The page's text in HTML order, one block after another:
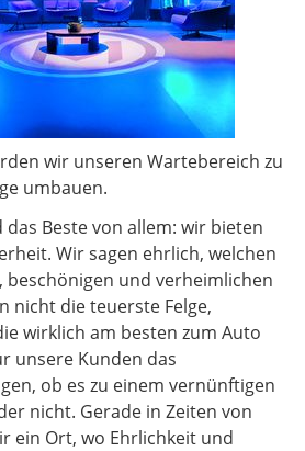
wir unseren Wartebereich zu
umbauen.
das Beste von allem: wir bieten
Wir sagen ehrlich, welchen
beschönigen und verheimlichen
nicht die teuerste Felge,
wirklich am besten zum Auto
unsere Kunden das
ob es zu einem vernünftigen
nicht. Gerade in Zeiten von
ein Ort, wo Ehrlichkeit und